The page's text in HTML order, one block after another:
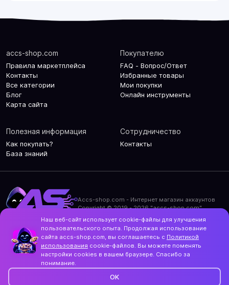
accs-shop.com
Правила маркетплейса
Контакты
Все категории
Блог
Карта сайта
Покупателю
FAQ - Вопрос/Ответ
Избранные товары
Мои покупки
Онлайн инструменты
Полезная информация
Как покупать?
База знаний
Сотрудничество
Контакты
Accs-shop.com - Интернет магазин аккаунтов
Copyright © 2019 - 2026 "accs-shop.com"
Политика использования cookie-файлов
Контакты и актуальный адрес сайта
Structo
Дизайн и разработка
Наш веб-сайт использует cookie-файлы для улучшения
пользовательского опыта. Продолжая использование
сайта accs-shop.com, вы соглашаетесь с Политикой
использования cookie-файлов. Вы можете поменять
настройки cookies в вашем браузере. Спасибо за
понимание.
OK